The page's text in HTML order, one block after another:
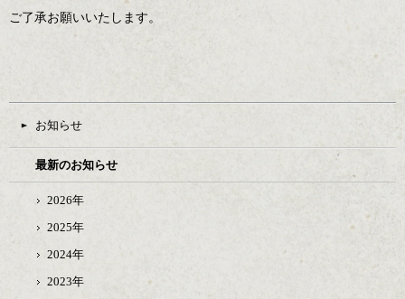
ご了承お願いいたします。
お知らせ
最新のお知らせ
2026年
2025年
2024年
2023年